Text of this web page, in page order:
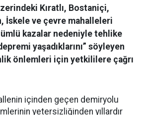
Kıratlı, Bostaniçi,
İskele ve çevre mahalleleri
kazalar nedeniyle tehlike
yaşadıklarını” söyleyen
önlemleri için yetkililere çağrı
içinden geçen demiryolu
yetersizliğinden yıllardır